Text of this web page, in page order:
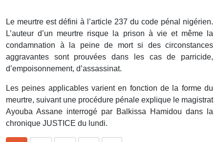
Le meurtre est défini à l’article 237 du code pénal nigérien.
L’auteur d’un meurtre risque la prison à vie et même la
condamnation à la peine de mort si des circonstances
aggravantes sont prouvées dans les cas de parricide,
d’empoisonnement, d’assassinat.
Les peines applicables varient en fonction de la forme du
meurtre, suivant une procédure pénale explique le magistrat
Ayouba Assane interrogé par Balkissa Hamidou dans la
chronique JUSTICE du lundi.